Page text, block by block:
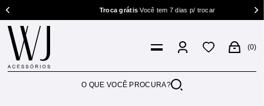
Troca grátisVocê tem 7 dias p/ trocar
0